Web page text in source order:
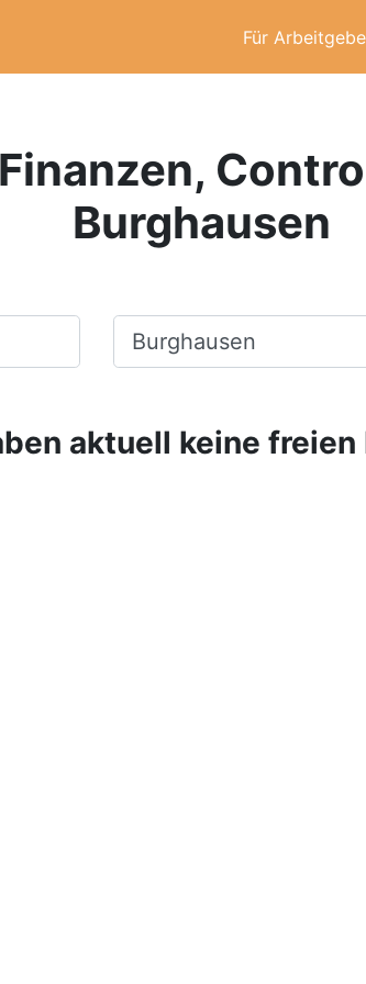
Für
Burghausen
Ort, Stadt
aktuell keine